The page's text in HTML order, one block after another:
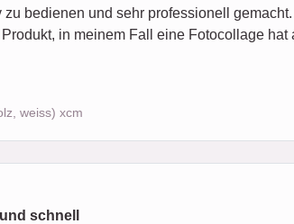
zu bedienen und sehr professionell
in meinem Fall eine Fotocollage
weiss) xcm
schnell